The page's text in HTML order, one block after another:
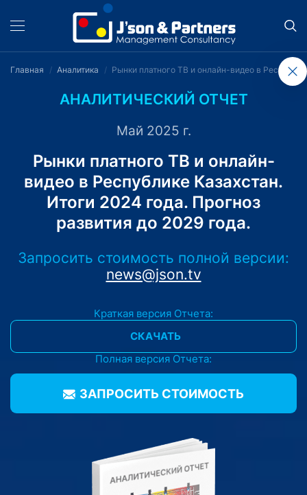
Главная Аналитика Рынки платного ТВ и онлайн-видео в
АНАЛИТИЧЕСКИЙ ОТЧЕТ
Май 2025 г.
Рынки платного ТВ и онлайн-
видео в Республике Казахстан.
Итоги 2024 года. Прогноз
развития до 2029 года.
Запросить стоимость полной версии:
news@json.tv
Краткая версия Отчета:
СКАЧАТЬ
Полная версия Отчета:
ЗАПРОСИТЬ CТОИМОСТЬ